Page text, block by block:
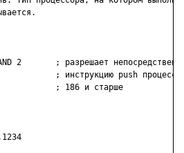
2       ; разрешает
; инструкцию push
; 186 и старше